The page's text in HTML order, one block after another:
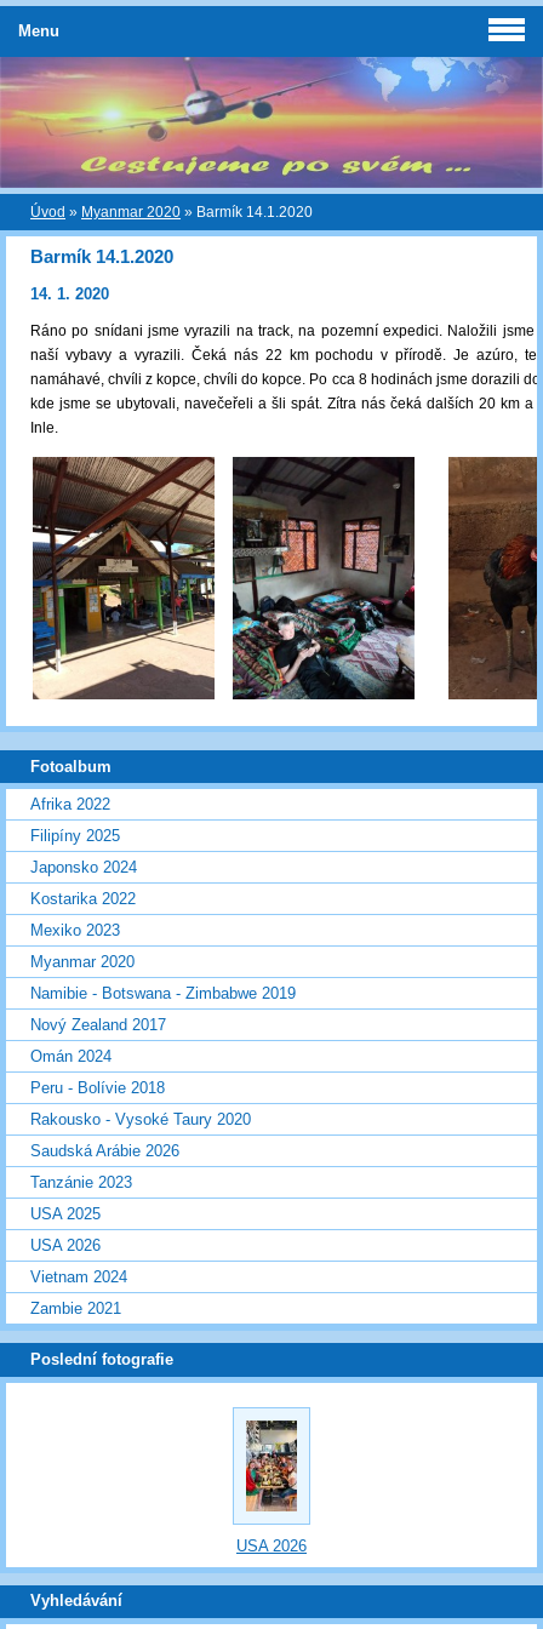
Úvod » Myanmar 2020 » Barmík 14.1.2020
Barmík 14.1.2020
14. 1. 2020
Ráno po snídani jsme vyrazili na track, na pozemní expedici. Naložili jsme
naší vybavy a vyrazili. Čeká nás 22 km pochodu v přírodě. Je azúro,
namáhavé, chvíli z kopce, chvíli do kopce. Po cca 8 hodinách jsme dorazili
kde jsme se ubytovali, navečeřeli a šli spát. Zítra nás čeká dalších 20 km a
Inle.
Menu
Fotoalbum
Afrika 2022
Filipíny 2025
Japonsko 2024
Kostarika 2022
Mexiko 2023
Myanmar 2020
Namibie - Botswana - Zimbabwe 2019
Nový Zealand 2017
Omán 2024
Peru - Bolívie 2018
Rakousko - Vysoké Taury 2020
Saudská Arábie 2026
Tanzánie 2023
USA 2025
USA 2026
Vietnam 2024
Zambie 2021
Poslední fotografie
USA 2026
Vyhledávání